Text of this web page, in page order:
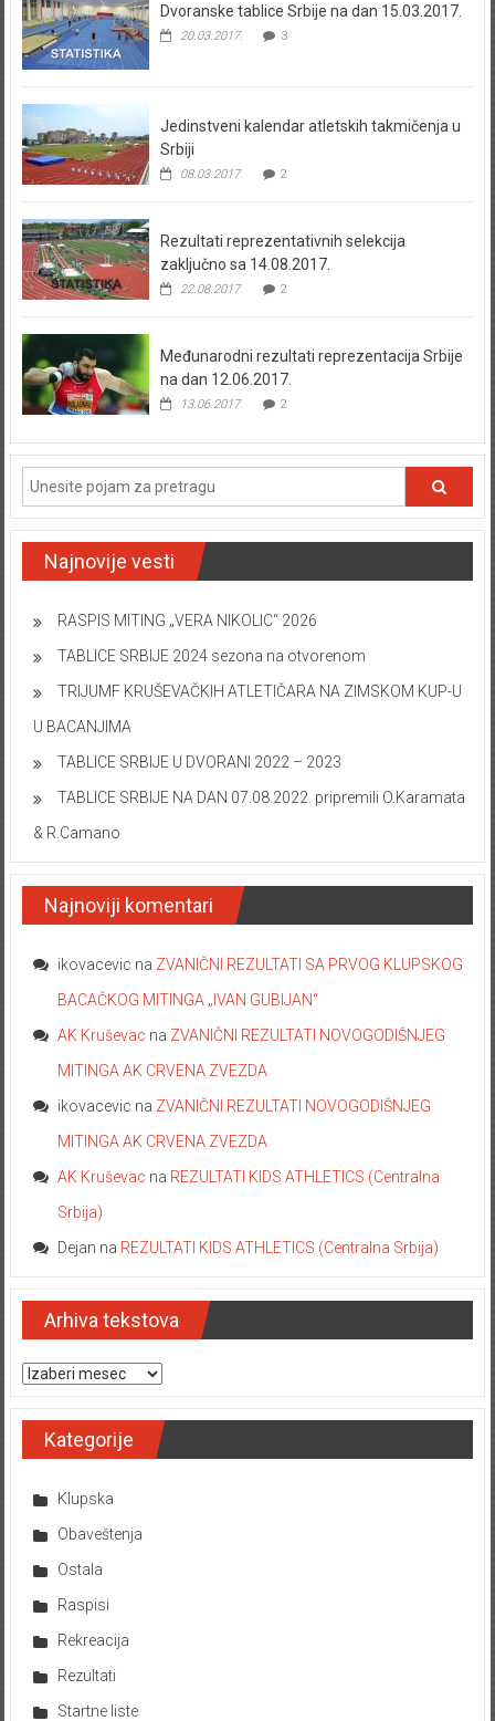
Dvoranske tablice Srbije na dan 15.03.2017.
20.03.2017. 3
Jedinstveni kalendar atletskih takmičenja u
Srbiji
08.03.2017. 2
Rezultati reprezentativnih selekcija
zaključno sa 14.08.2017.
22.08.2017. 2
Međunarodni rezultati reprezentacija Srbije
na dan 12.06.2017.
13.06.2017. 2
Najnovije vesti
RASPIS MITING „VERA NIKOLIC“ 2026
TABLICE SRBIJE 2024 sezona na otvorenom
TRIJUMF KRUŠEVAČKIH ATLETIČARA NA ZIMSKOM KUP-U
U BACANJIMA
TABLICE SRBIJE U DVORANI 2022 – 2023
TABLICE SRBIJE NA DAN 07.08.2022. pripremili O.Karamata
& R.Camano
Najnoviji komentari
ikovacevic na ZVANIČNI REZULTATI SA PRVOG KLUPSKOG
BACAČKOG MITINGA „IVAN GUBIJAN“
AK Kruševac na ZVANIČNI REZULTATI NOVOGODIŠNJEG
MITINGA AK CRVENA ZVEZDA
ikovacevic na ZVANIČNI REZULTATI NOVOGODIŠNJEG
MITINGA AK CRVENA ZVEZDA
AK Kruševac na REZULTATI KIDS ATHLETICS (Centralna
Srbija)
Dejan na REZULTATI KIDS ATHLETICS (Centralna Srbija)
Arhiva tekstova
Arhiva tekstova
Kategorije
Klupska
Obaveštenja
Ostala
Raspisi
Rekreacija
Rezultati
Startne liste